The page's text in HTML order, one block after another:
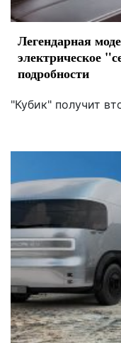
Легендарная
электрическое
подробности
"Кубик" получит